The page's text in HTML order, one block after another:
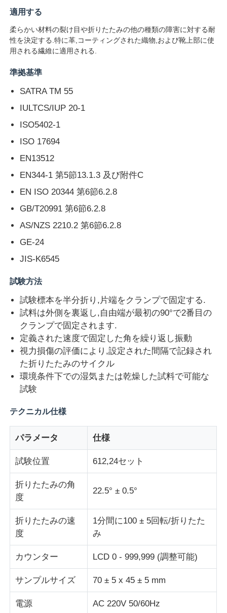
ホーム
製品
企業情報
会社案内
見積依頼
研究室試験装置
環境試験室
ユニバーサルテストマシン
衝撃試験機
摩耗の試験機
履物試験装置
パッケージ試験装置
接着剤試験装置
適用する
柔らかい材料の裂け目や折りたたみの他の種類の障害に対する耐
性を決定する.特に革,コーティングされた織物,および靴上部に使
用される繊維に適用される.
準拠基準
SATRA TM 55
IULTCS/IUP 20-1
ISO5402-1
ISO 17694
EN13512
EN344-1 第5節13.1.3 及び附件C
EN ISO 20344 第6節6.2.8
GB/T20991 第6節6.2.8
AS/NZS 2210.2 第6節6.2.8
GE-24
JIS-K6545
試験方法
試験標本を半分折り,片端をクランプで固定する.
試料は外側を裏返し,自由端が最初の90°で2番目の
クランプで固定されます.
定義された速度で固定した角を繰り返し振動
視力損傷の評価により,設定された間隔で記録され
た折りたたみのサイクル
環境条件下での湿気または乾燥した試料で可能な
試験
テクニカル仕様
パラメータ 仕様
試験位置 612,24セット
折りたたみの角
度
22.5° ± 0.5°
折りたたみの速
度
1分間に100 ± 5回転/折りたた
み
カウンター LCD 0 - 999,999 (調整可能)
サンプルサイズ 70 ± 5 x 45 ± 5 mm
電源 AC 220V 50/60Hz